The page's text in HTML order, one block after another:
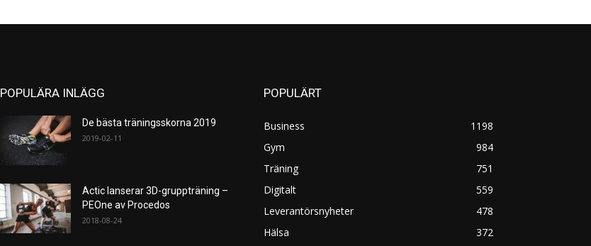
POPULÄRA INLÄGG
De bästa träningsskorna 2019
2019-02-11
Actic lanserar 3D-gruppträning –
PEOne av Procedos
2018-08-24
POPULÄRT
Business
1198
Gym
984
Träning
751
Digitalt
559
Leverantörsnyheter
478
Hälsa
372